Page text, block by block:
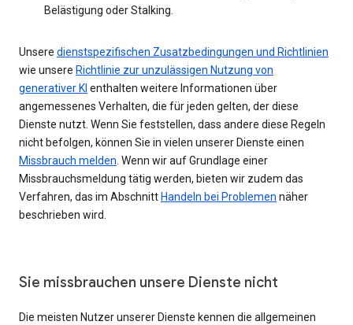
Belästigung oder Stalking.
Unsere dienstspezifischen Zusatzbedingungen und Richtlinien
wie unsere Richtlinie zur unzulässigen Nutzung von
generativer KI enthalten weitere Informationen über
angemessenes Verhalten, die für jeden gelten, der diese
Dienste nutzt. Wenn Sie feststellen, dass andere diese Regeln
nicht befolgen, können Sie in vielen unserer Dienste einen
Missbrauch melden. Wenn wir auf Grundlage einer
Missbrauchsmeldung tätig werden, bieten wir zudem das
Verfahren, das im Abschnitt Handeln bei Problemen näher
beschrieben wird.
Sie missbrauchen unsere Dienste nicht
Die meisten Nutzer unserer Dienste kennen die allgemeinen